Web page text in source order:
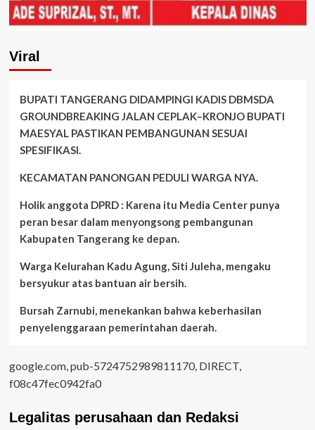
Viral
BUPATI TANGERANG DIDAMPINGI KADIS DBMSDA
GROUNDBREAKING JALAN CEPLAK–KRONJO BUPATI
MAESYAL PASTIKAN PEMBANGUNAN SESUAI
SPESIFIKASI.
KECAMATAN PANONGAN PEDULI WARGA NYA.
Holik anggota DPRD : Karena itu Media Center punya
peran besar dalam menyongsong pembangunan
Kabupaten Tangerang ke depan.
Warga Kelurahan Kadu Agung, Siti Juleha, mengaku
bersyukur atas bantuan air bersih.
Bursah Zarnubi, menekankan bahwa keberhasilan
penyelenggaraan pemerintahan daerah.
google.com, pub-5724752989811170, DIRECT,
f08c47fec0942fa0
Legalitas perusahaan dan Redaksi